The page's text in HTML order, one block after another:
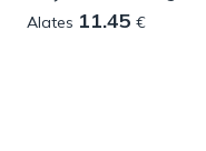
Alates 11.45 €